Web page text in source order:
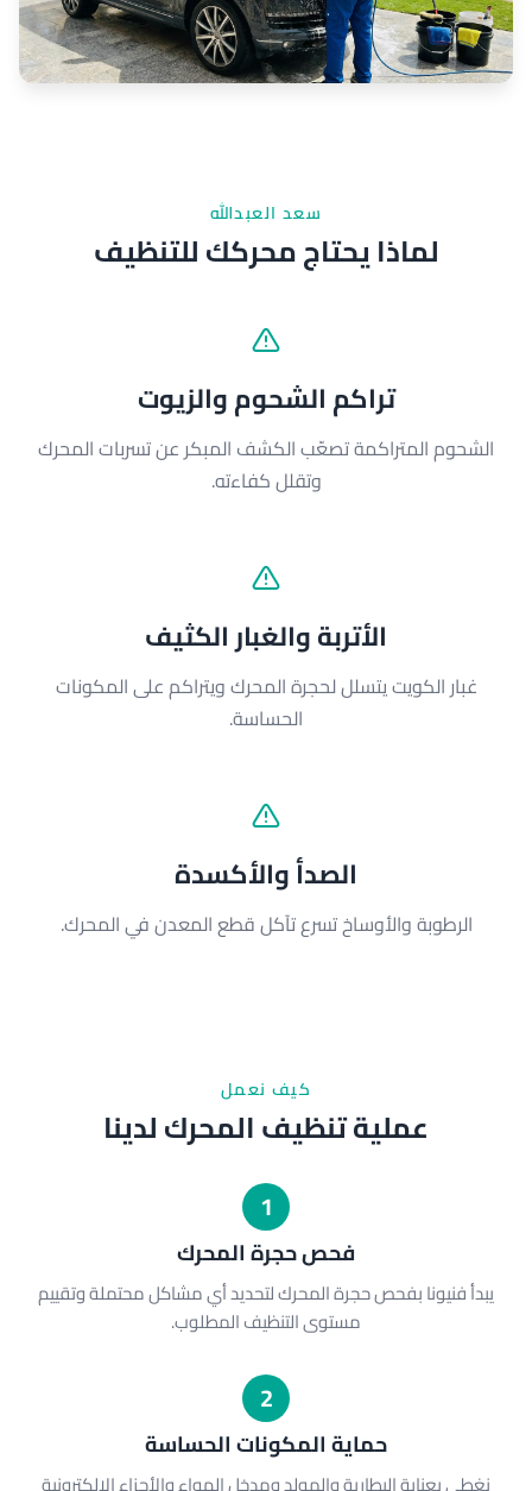
سعد العبدالله
لماذا يحتاج محركك للتنظيف
تراكم الشحوم والزيوت
الشحوم المتراكمة تصعّب الكشف المبكر عن تسربات المحرك
وتقلل كفاءته.
الأتربة والغبار الكثيف
غبار الكويت يتسلل لحجرة المحرك ويتراكم على المكونات
الحساسة.
الصدأ والأكسدة
الرطوبة والأوساخ تسرع تآكل قطع المعدن في المحرك.
كيف نعمل
عملية تنظيف المحرك لدينا
1
فحص حجرة المحرك
يبدأ فنيونا بفحص حجرة المحرك لتحديد أي مشاكل محتملة وتقييم
مستوى التنظيف المطلوب.
2
حماية المكونات الحساسة